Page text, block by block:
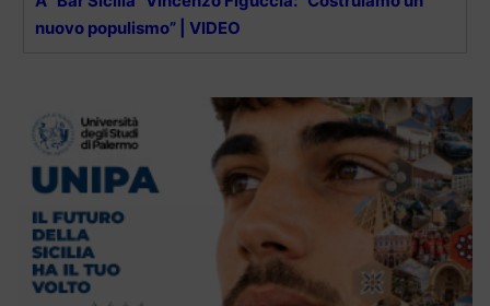
nuovo populismo” | VIDEO